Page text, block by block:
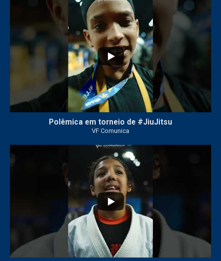
Polêmica em torneio de #JiuJitsu
VF Comunica